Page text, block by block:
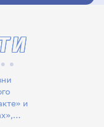
и